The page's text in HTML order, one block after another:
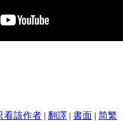
看該作者 | 翻譯 | 書面 | 简繁